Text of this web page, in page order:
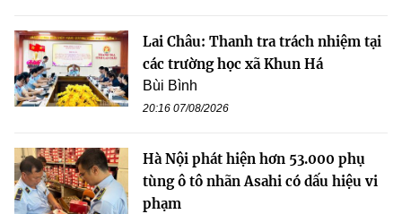
Lai Châu: Thanh tra trách nhiệm tại
các trường học xã Khun Há
Bùi Bình
20:16 07/08/2026
Hà Nội phát hiện hơn 53.000 phụ
tùng ô tô nhãn Asahi có dấu hiệu vi
phạm